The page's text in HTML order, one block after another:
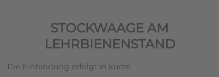
STOCKWAAGE AM
LEHRBIENENSTAND
Die Einbindung erfolgt in kürze